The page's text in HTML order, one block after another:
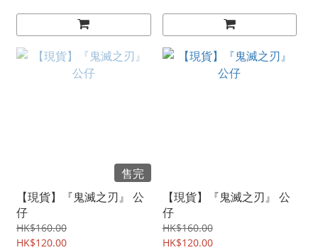
售完
【現貨】『鬼滅之刃』 公
仔
HK$160.00
HK$120.00
【現貨】『鬼滅之刃』 公
仔
HK$160.00
HK$120.00